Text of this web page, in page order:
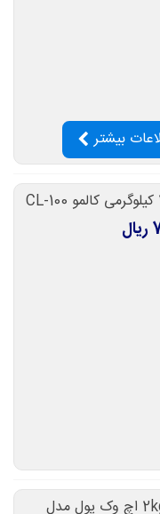
بیشتر
کلرزن خطی 2kg اچ وک پول مدل